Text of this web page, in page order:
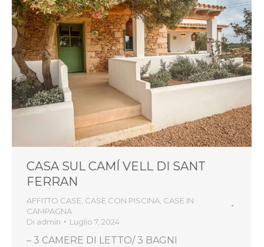
CASA SUL CAMÍ VELL DI SANT
FERRAN
AFFITTO CASE, CASE CON PISCINA, CASE IN
CAMPAGNA
Di admin Luglio 7, 2024
– 3 CAMERE DI LETTO/ 3 BAGNI